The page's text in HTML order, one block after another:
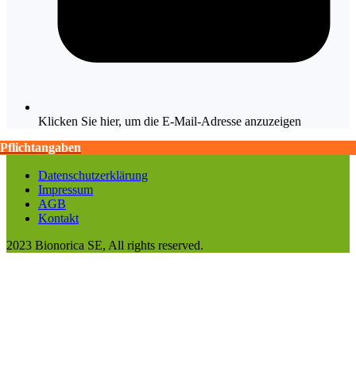
Klicken Sie hier, um die E-Mail-Adresse anzuzeigen
Pflichtangaben
Pflichtangaben
Datenschutzerklärung
Impressum
AGB
Kontakt
2023 Bionorica SE, All rights reserved.